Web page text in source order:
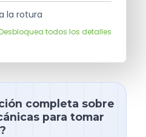
la rotura
todos los detalles
completa sobre
para tomar